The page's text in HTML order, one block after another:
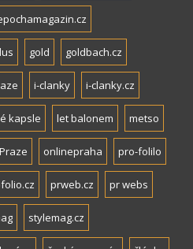
gold goldbach.cz
i-clanky i-clanky.cz
kapsle let balonem metso
onlinepraha pro-folilo
prweb.cz pr webs
stylemag.cz